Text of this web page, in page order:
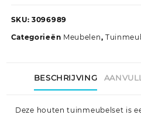
met
grenenhout
SKU: 3096989
Categorieën Meubelen,
BESCHRIJVING
Deze houten tuinmeubelset is